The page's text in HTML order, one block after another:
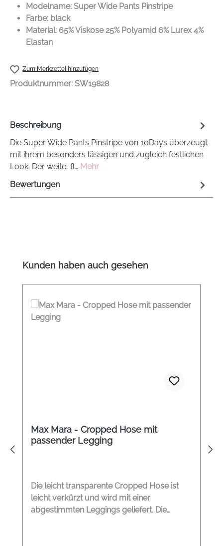
Modelname: Super Wide Pants Pinstripe
Farbe: black
Material: 65% Viskose 25% Polyamid 6% Lurex 4%
Elastan
Zum Merkzettel hinzufügen
Produktnummer: SW19828
Beschreibung
Die Super Wide Pants Pinstripe von 10Days überzeugt
mit ihrem besonders lässigen und zugleich festlichen
Look. Der weite, fl… Mehr
Bewertungen
Produktgalerie überspringen
Kunden haben auch gesehen
Max Mara - Cropped Hose mit
passender Legging
Die leicht transparente Cropped Hose ist
leicht verkürzt und wird mit einer
abgestimmten Leggings geliefert. Die